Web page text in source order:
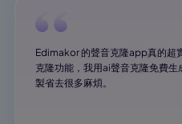
Edimakor 的聲音克隆app真的超
克隆功能，我用ai聲音克隆免費
製省去很多麻煩。